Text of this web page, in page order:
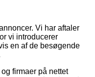
Vi har aftaler
vi introducerer
en af de besøgende
firmaer på nettet